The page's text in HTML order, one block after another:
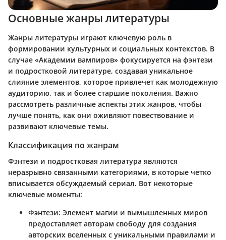
Основные жанры литературы
Жанры литературы играют ключевую роль в
формировании культурных и социальных контекстов. В
случае «Академии вампиров» фокусируется на фэнтези
и подростковой литературе, создавая уникальное
слияние элементов, которое привлечет как молодежную
аудиторию, так и более старшие поколения. Важно
рассмотреть различные аспекты этих жанров, чтобы
лучше понять, как они оживляют повествование и
развивают ключевые темы.
Классификация по жанрам
Фэнтези и подростковая литература являются
неразрывно связанными категориями, в которые четко
вписывается обсуждаемый сериал. Вот некоторые
ключевые моменты:
Фэнтези: Элемент магии и вымышленных миров
предоставляет авторам свободу для создания
авторских вселенных с уникальными правилами и